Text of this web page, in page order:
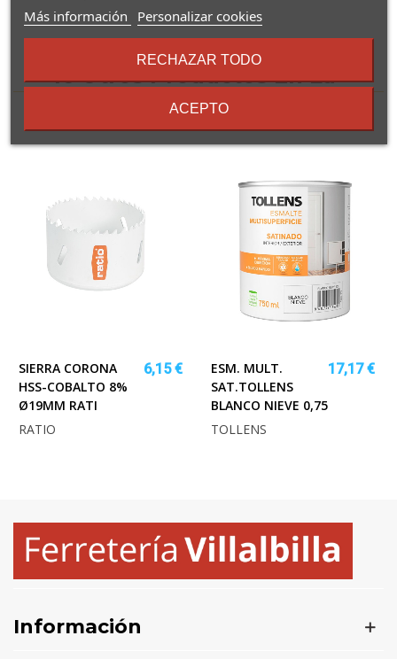
16 Otros Productos En La
Misma Categoría:
SIERRA CORONA
HSS-COBALTO 8%
Ø19MM RATI
6,15 €
RATIO
ESM. MULT.
SAT.TOLLENS
BLANCO NIEVE 0,75
17,17 €
TOLLENS
Información
Más información
sobre
términos
condiciones
Personalizar cookies
RECHAZAR TODO
ACEPTO